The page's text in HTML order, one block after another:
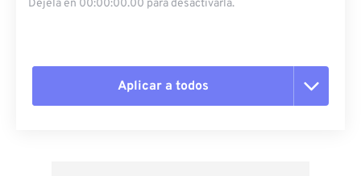
Déjela en 00:00:00.00 para desactivarla.
Aplicar a todos